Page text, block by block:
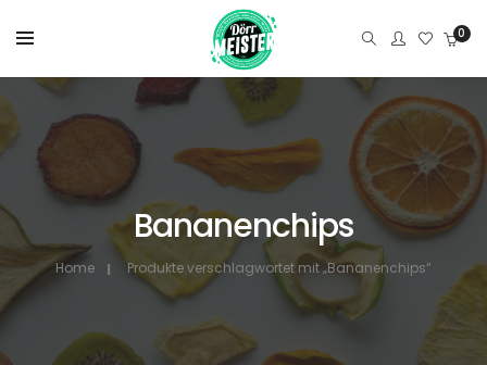
0
Bananenchips
Home Produkte verschlagwortet mit „Bananenchips“